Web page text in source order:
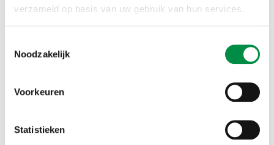
verzameld op basis van uw gebruik van hun services.
Noodzakelijk
Voorkeuren
Statistieken
Marc van der Meer, bijzonder hoogleraar
video onder meer over de opmars van gamification in
het onderwijs. ‘Bij de politie wordt ook veel getraind
met behulp van games’, zegt Heerschop. ‘Ik heb zelf
laatst in een auto gezeten met kogelgaten. Met een
te zien. Dat zegt een hoop over de positie van de